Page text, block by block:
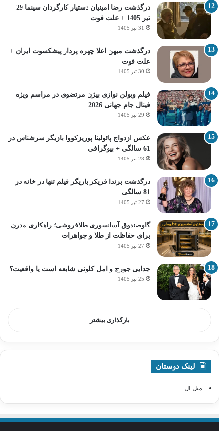
درگذشت رضا امینیان دستیار کارگردان سینما 29
تیر 1405 + علت فوت
31 تیر 1405
درگذشت میهن اعلا چهره پرداز پیشکسوت ایران +
علت فوت
30 تیر 1405
فیلم ویولن نوازی بیژن مرتضوی در مراسم ویژه
فینال جام جهانی 2026
29 تیر 1405
عکس ازدواج پائولینا پوریزکووا بازیگر سرشناس در
61 سالگی + بیوگرافی
28 تیر 1405
درگذشت برندا فریکر بازیگر فیلم تنها در خانه در
81 سالگی
27 تیر 1405
گاوصندوق آسانسوری طلافروشی؛ راهکاری مدرن
برای حفاظت از طلا و جواهرات
27 تیر 1405
جدایی جورج و امل کلونی شایعه است یا واقعیت؟
25 تیر 1405
بارگذاری بیشتر
لینک دوستان
مبل ال